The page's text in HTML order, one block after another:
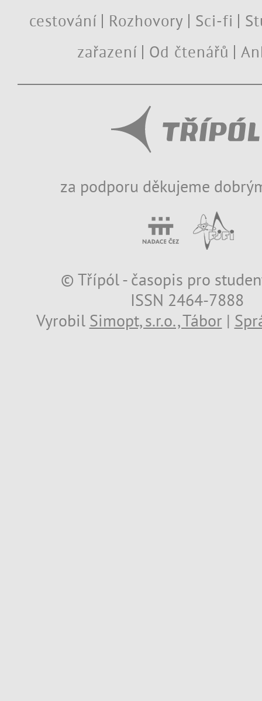
cestování
Rozhovory Sci-fi
zařazení
Od čtenářů
za podporu děkujeme
© Třípól - časopis pro
ISSN 2464-7888
Vyrobil Simopt, s.r.o., Tábor |